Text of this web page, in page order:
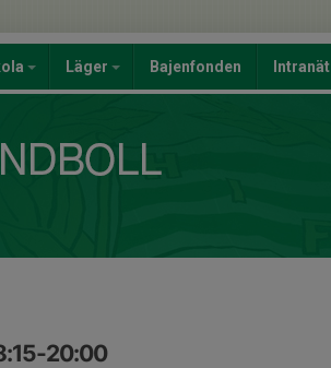
Läger Bajenfonden Intranät
20:00